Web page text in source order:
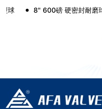
8" 900磅 硬密封耐磨C型球